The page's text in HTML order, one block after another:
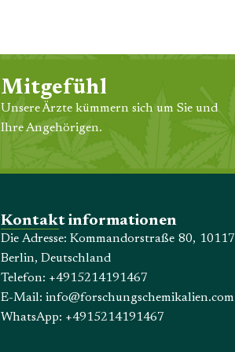
Mitgefühl
Unsere Ärzte kümmern sich um Sie und
Ihre Angehörigen.
Kontakt informationen
Die Adresse: Kommandorstraße 80, 10117
Berlin, Deutschland
Telefon: +4915214191467
E-Mail: info@forschungschemikalien.com
WhatsApp: +4915214191467